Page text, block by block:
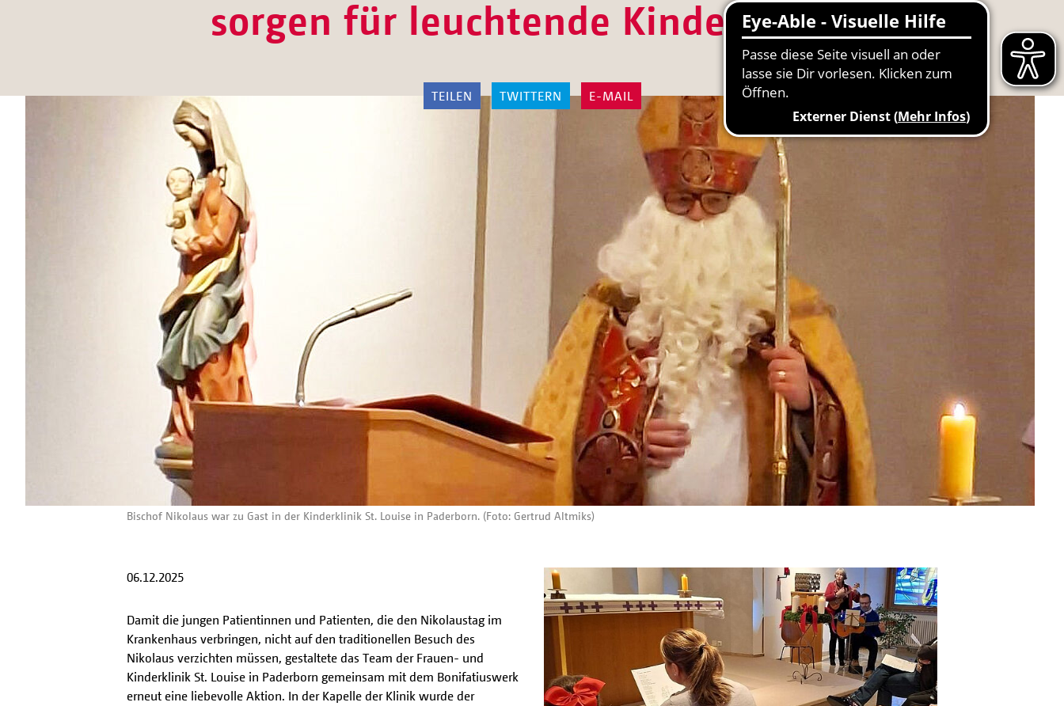
sorgen für leuchtende Kinderaugen
TEILEN TWITTERN E-MAIL
Bischof Nikolaus war zu Gast in der Kinderklinik St. Louise in Paderborn. (Foto: Gertrud Altmiks)
06.12.2025
Damit die jungen Patientinnen und Patienten, die den Nikolaustag im
Krankenhaus verbringen, nicht auf den traditionellen Besuch des
Nikolaus verzichten müssen, gestaltete das Team der Frauen- und
Kinderklinik St. Louise in Paderborn gemeinsam mit dem Bonifatiuswerk
erneut eine liebevolle Aktion. In der Kapelle der Klinik wurde der